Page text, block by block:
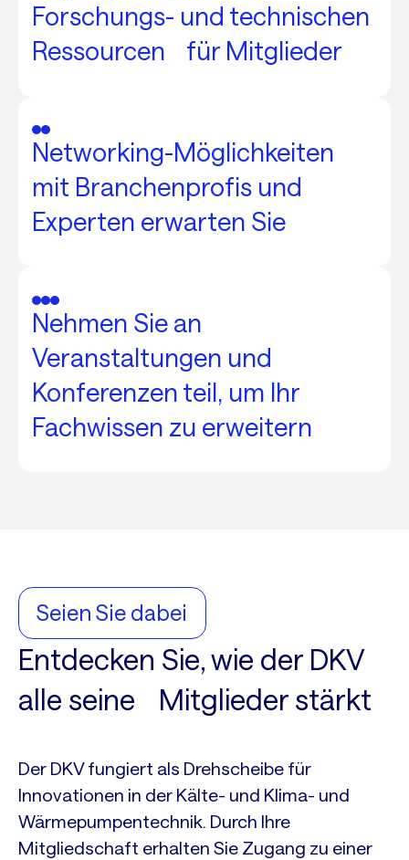
Forschungs- und technischen
Ressourcen für Mitglieder
Networking-Möglichkeiten
mit Branchenprofis und
Experten erwarten Sie
Nehmen Sie an
Veranstaltungen und
Konferenzen teil, um Ihr
Fachwissen zu erweitern
Seien Sie dabei
Entdecken Sie, wie der DKV
alle seine Mitglieder stärkt
Der DKV fungiert als Drehscheibe für
Innovationen in der Kälte- und Klima- und
Wärmepumpentechnik. Durch Ihre
Mitgliedschaft erhalten Sie Zugang zu einer